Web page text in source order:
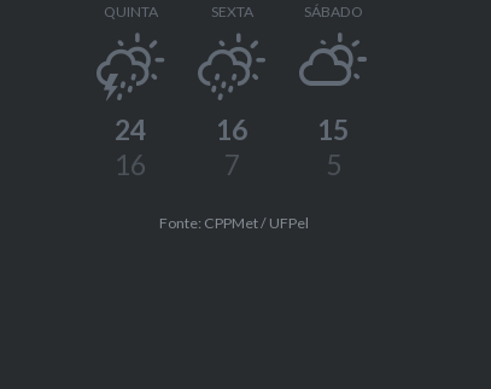
QUINTA
24
16
SEXTA
16
7
SÁBADO
15
5
Fonte: CPPMet / UFPel